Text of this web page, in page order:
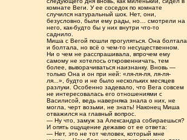
комнате Веги. У ее соседок по комнате
случился натуральный шок. Нет, они,
безусловно, были ему рады, но… смотрели на
него, как-будто бы у них внутри что-то
саднило.
Миша с Вегой пошли прогуляться. Она болтала
и болтала, но всё о чем-то несущественном.
Ни о чем не расспрашивала, впрочем ему
самому не хотелось откровенничать, тем
более, выворачиваться наизнанку. Вновь —
только Она и он при ней: «ля-ля-ля, ля-ля-
ля...», будто и не было нескольких месяцев
разлуки. Особенно задевало, что Вега совсем
не интересовалась его отношениями с
Василисой, ведь наверняка знала о них, не
могла, черт возьми, не знать! Наконец Миша
отважился на главный вопрос.
— Ну что, замуж за Александра собираешься?
И опять ощущение дежавю от ее ответа:
— Нет, это не тот человек, который мне